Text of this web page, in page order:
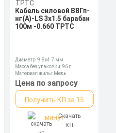
Кабель силовой ВВГп-
нг(А)-LS 3х1.5 барабан
100м -0.660 ТРТС
Диаметр: 9.8х4.7 мм
Масса без упаковки: 96 г
Материал жилы: Медь
Цена по запросу
Получить КП за 15
минутСкачать
КП